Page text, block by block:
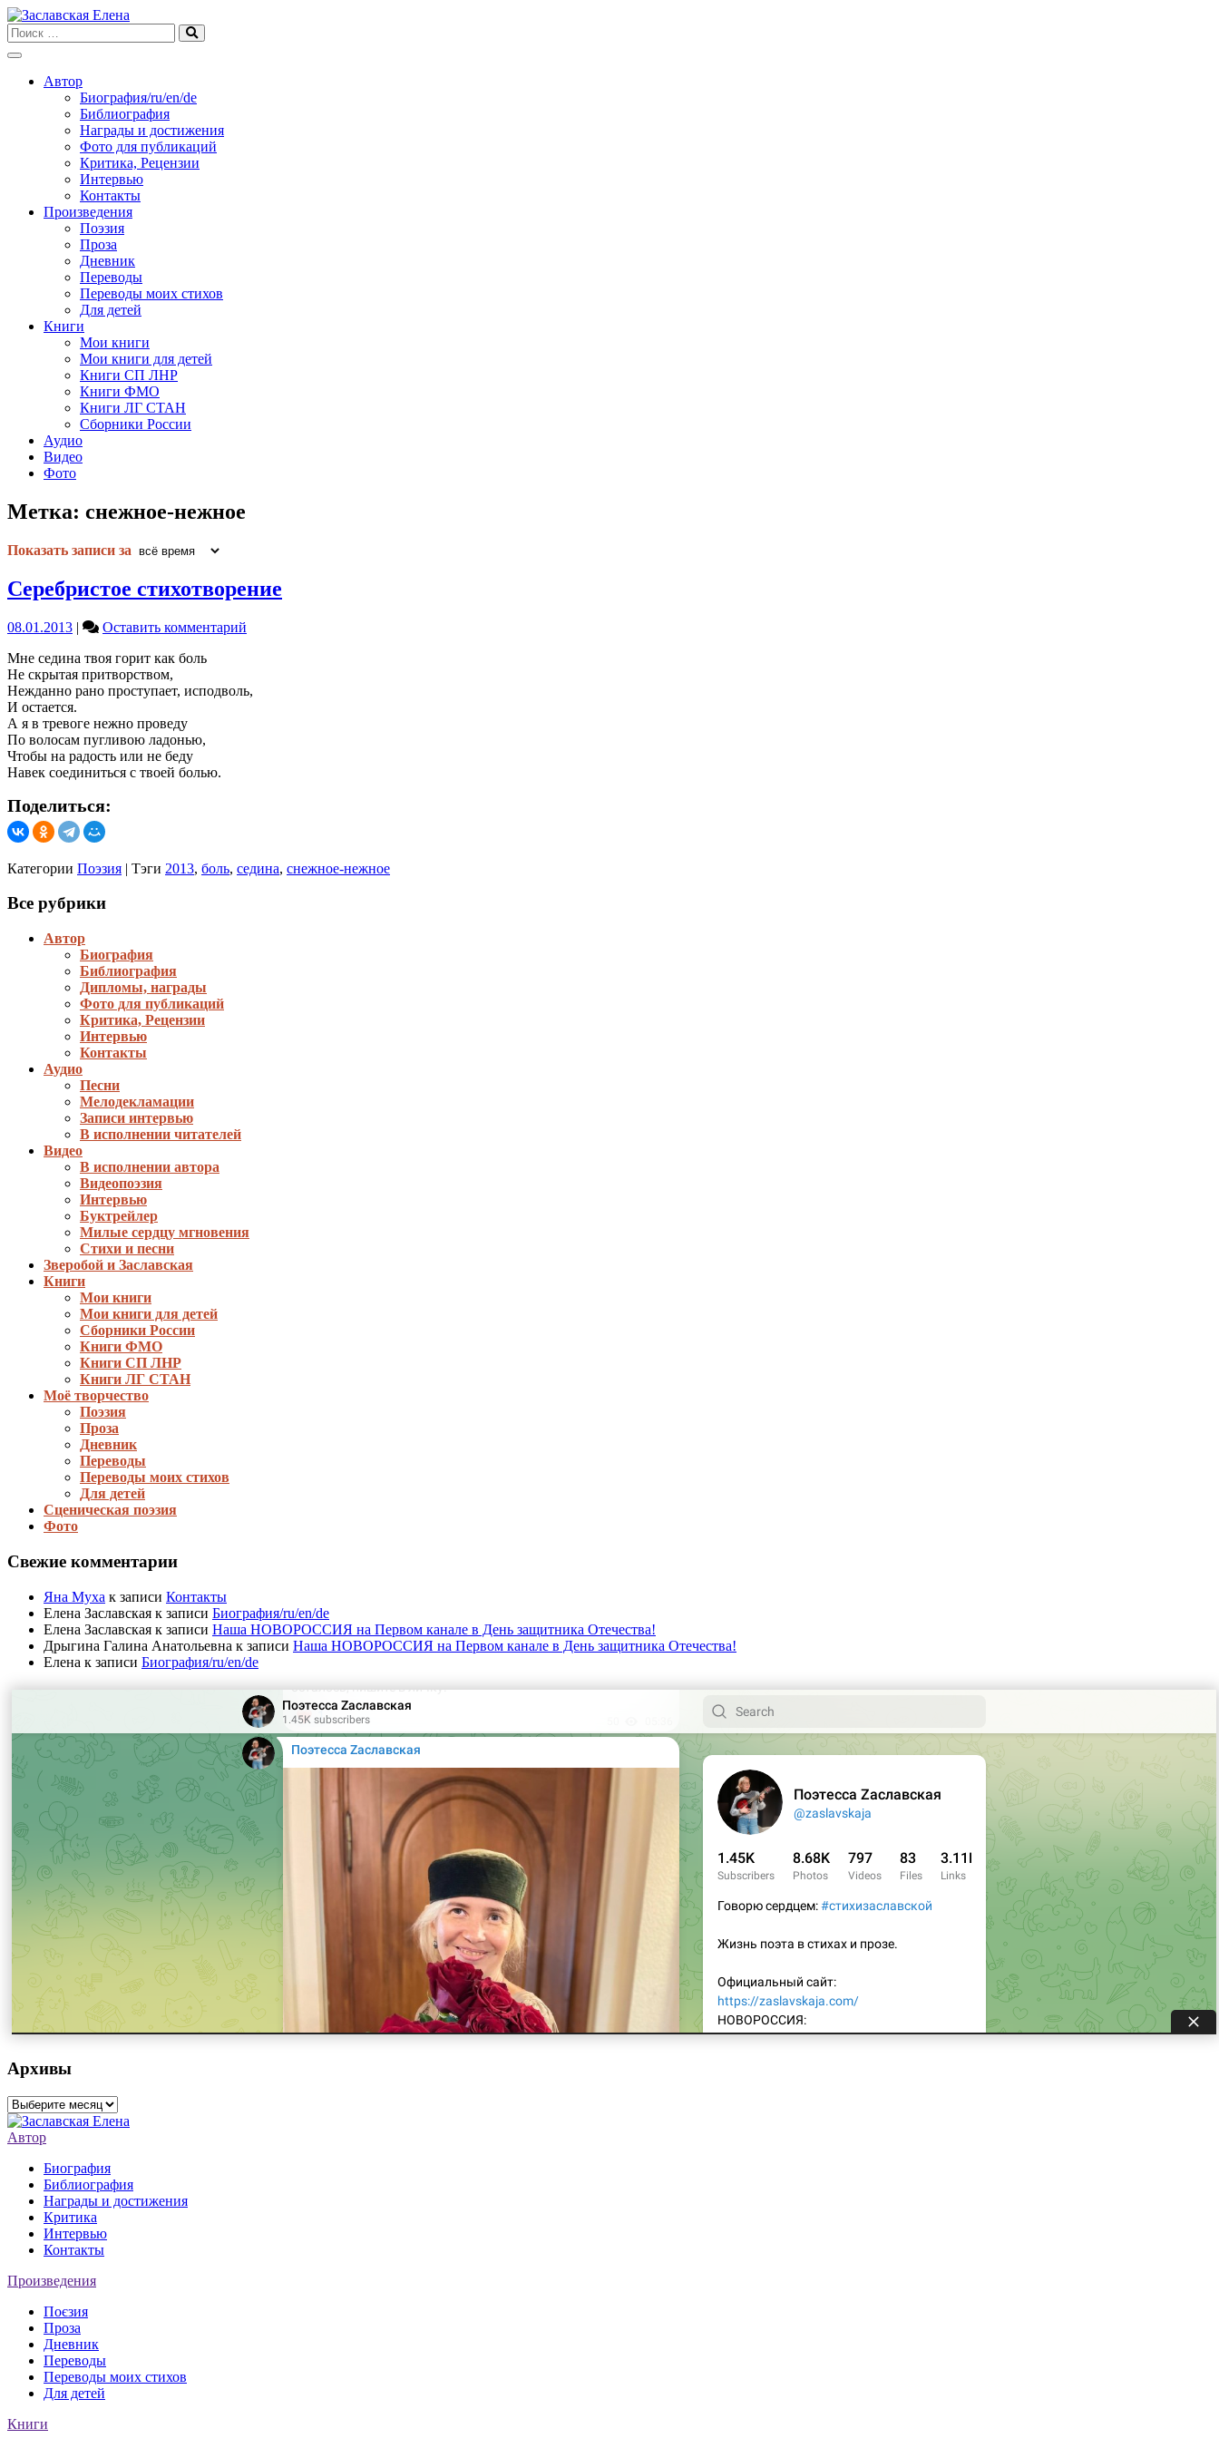
Skip
to
content
Автор
Биография/ru/en/de
Библиография
Награды и достижения
Фото для публикаций
Критика, Рецензии
Интервью
Контакты
Произведения
Поэзия
Проза
Дневник
Переводы
Переводы моих стихов
Для детей
Книги
Мои книги
Мои книги для детей
Книги СП ЛНР
Книги ФМО
Книги ЛГ СТАН
Сборники России
Аудио
Видео
Фото
Метка: снежное-нежное
Показать записи за
Серебристое стихотворение
08.01.2013 | Оставить комментарий
Мне седина твоя горит как боль
Не скрытая притворством,
Нежданно рано проступает, исподволь,
И остается.
А я в тревоге нежно проведу
По волосам пугливою ладонью,
Чтобы на радость или не беду
Навек соединиться с твоей болью.
Поделиться:
Категории Поэзия | Тэги 2013, боль, седина, снежное-нежное
Все рубрики
Автор
Биография
Библиография
Дипломы, награды
Фото для публикаций
Критика, Рецензии
Интервью
Контакты
Аудио
Песни
Мелодекламации
Записи интервью
В исполнении читателей
Видео
В исполнении автора
Видеопоэзия
Интервью
Буктрейлер
Милые сердцу мгновения
Стихи и песни
Зверобой и Заславская
Книги
Мои книги
Мои книги для детей
Сборники России
Книги ФМО
Книги СП ЛНР
Книги ЛГ СТАН
Моё творчество
Поэзия
Проза
Дневник
Переводы
Переводы моих стихов
Для детей
Сценическая поэзия
Фото
Свежие комментарии
Яна Муха к записи Контакты
Елена Заславская к записи Биография/ru/en/de
Елена Заславская к записи Наша НОВОРОССИЯ на Первом канале в День защитника Отечества!
Дрыгина Галина Анатольевна к записи Наша НОВОРОССИЯ на Первом канале в День защитника Отечества!
Елена к записи Биография/ru/en/de
Архивы
Архивы
Автор
Биография
Библиография
Награды и достижения
Критика
Интервью
Контакты
Произведения
Поєзия
Проза
Дневник
Переводы
Переводы моих стихов
Для детей
Книги